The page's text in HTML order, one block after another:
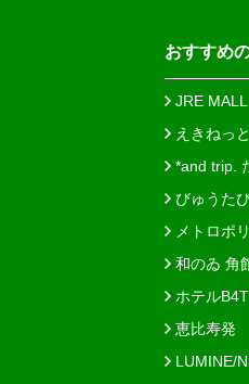
おすすめ
JRE
えきねっと
*and trip.
びゅうた
メトロポ
和のゐ 角
ホテルB4T
恵比寿発
LUMINE/